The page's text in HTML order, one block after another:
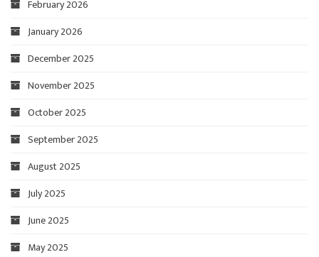
February 2026
January 2026
December 2025
November 2025
October 2025
September 2025
August 2025
July 2025
June 2025
May 2025